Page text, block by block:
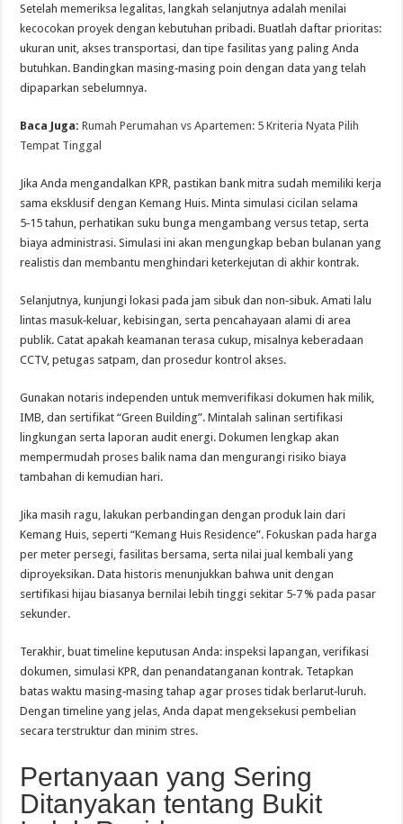
Setelah memeriksa legalitas, langkah selanjutnya adalah menilai
kecocokan proyek dengan kebutuhan pribadi. Buatlah daftar prioritas:
ukuran unit, akses transportasi, dan tipe fasilitas yang paling Anda
butuhkan. Bandingkan masing‑masing poin dengan data yang telah
dipaparkan sebelumnya.
Baca Juga: Rumah Perumahan vs Apartemen: 5 Kriteria Nyata Pilih
Tempat Tinggal
Jika Anda mengandalkan KPR, pastikan bank mitra sudah memiliki kerja
sama eksklusif dengan Kemang Huis. Minta simulasi cicilan selama
5‑15 tahun, perhatikan suku bunga mengambang versus tetap, serta
biaya administrasi. Simulasi ini akan mengungkap beban bulanan yang
realistis dan membantu menghindari keterkejutan di akhir kontrak.
Selanjutnya, kunjungi lokasi pada jam sibuk dan non‑sibuk. Amati lalu
lintas masuk‑keluar, kebisingan, serta pencahayaan alami di area
publik. Catat apakah keamanan terasa cukup, misalnya keberadaan
CCTV, petugas satpam, dan prosedur kontrol akses.
Gunakan notaris independen untuk memverifikasi dokumen hak milik,
IMB, dan sertifikat “Green Building”. Mintalah salinan sertifikasi
lingkungan serta laporan audit energi. Dokumen lengkap akan
mempermudah proses balik nama dan mengurangi risiko biaya
tambahan di kemudian hari.
Jika masih ragu, lakukan perbandingan dengan produk lain dari
Kemang Huis, seperti “Kemang Huis Residence”. Fokuskan pada harga
per meter persegi, fasilitas bersama, serta nilai jual kembali yang
diproyeksikan. Data historis menunjukkan bahwa unit dengan
sertifikasi hijau biasanya bernilai lebih tinggi sekitar 5‑7 % pada pasar
sekunder.
Terakhir, buat timeline keputusan Anda: inspeksi lapangan, verifikasi
dokumen, simulasi KPR, dan penandatanganan kontrak. Tetapkan
batas waktu masing‑masing tahap agar proses tidak berlarut‑luruh.
Dengan timeline yang jelas, Anda dapat mengeksekusi pembelian
secara terstruktur dan minim stres.
Pertanyaan yang Sering
Ditanyakan tentang Bukit